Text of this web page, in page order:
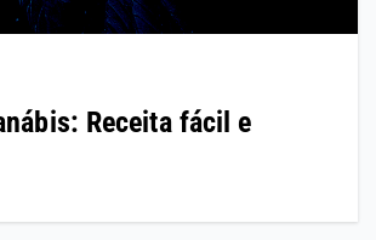
Receita fácil e